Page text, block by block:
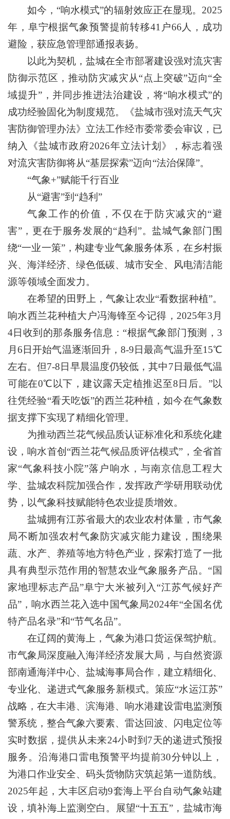
如今，“响水模式”的辐射效应正在显现。2025
年，阜宁根据气象预警提前转移41户66人，成功
避险，获应急管理部通报表扬。
以此为契机，盐城在全市部署建设强对流灾害
防御示范区，推动防灾减灾从“点上突破”迈向“全
域提升”，并同步推进法治建设，将“响水模式”的
成功经验固化为制度规范。《盐城市强对流天气灾
害防御管理办法》立法工作经市委常委会审议，已
纳入《盐城市政府2026年立法计划》，标志着强
对流灾害防御将从“基层探索”迈向“法治保障”。
“气象+”赋能千行百业
从“避害”到“趋利”
气象工作的价值，不仅在于防灾减灾的“避
害”，更在于服务发展的“趋利”。盐城气象部门围
绕“一业一策”，构建专业气象服务体系，在乡村振
兴、海洋经济、绿色低碳、城市安全、风电清洁能
源等领域全面发力。
在希望的田野上，气象让农业“看数据种植”。
响水西兰花种植大户冯海锋至今记得，2025年3月
4日收到的那条服务信息：“根据气象部门预测，3
月6日开始气温逐渐回升，8-9日最高气温升至15℃
左右。但7-8日早晨温度仍较低，其中7日最低气温
可能在0℃以下，建议露天定植推迟至8日后。”以
往凭经验“看天吃饭”的西兰花种植，如今在气象数
据支撑下实现了精细化管理。
为推动西兰花气候品质认证标准化和系统化建
设，响水首创“西兰花气候品质评估模式”，全省首
家“气象科技小院”落户响水，与南京信息工程大
学、盐城农科院加强合作，发挥政产学研用联动优
势，以气象科技赋能特色农业提质增效。
盐城拥有江苏省最大的农业农村体量，市气象
局不断加强农村气象防灾减灾能力建设，围绕果
蔬、水产、养殖等地方特色产业，探索打造了一批
具有典型示范作用的智慧农业气象服务产品。“国
家地理标志产品”阜宁大米被列入“江苏气候好产
品”，响水西兰花入选中国气象局2024年“全国名优
特产品名录”和“节气名品”。
在辽阔的黄海上，气象为港口货运保驾护航。
市气象局深度融入海洋经济发展大局，与自然资源
部南通海洋中心、盐城海事局合作，建立精细化、
专业化、递进式气象服务新模式。策应“水运江苏”
战略，在大丰港、滨海港、响水港建设雷电监测预
警系统，整合气象六要素、雷达回波、闪电定位等
实时数据，提供从未来24小时到7天的递进式预报
服务。沿海港口雷电预警平均提前30分钟以上，
为港口作业安全、码头货物防灾筑起第一道防线。
2025年起，大丰区启动9套海上平台自动气象站建
设，填补海上监测空白。展望“十五五”，盐城市海